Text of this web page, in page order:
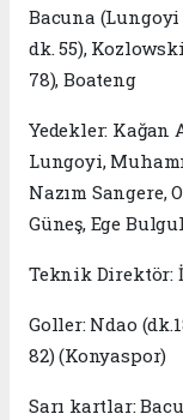
Bacuna (Lungoyi
dk. 55),
78), Boateng
Yedekler: Kağan
Lungoyi,
Nazım Sangere,
Güneş, Ege
Teknik Direktör:
Goller: Ndao
82) (Konyaspor)
Sarı kartlar: